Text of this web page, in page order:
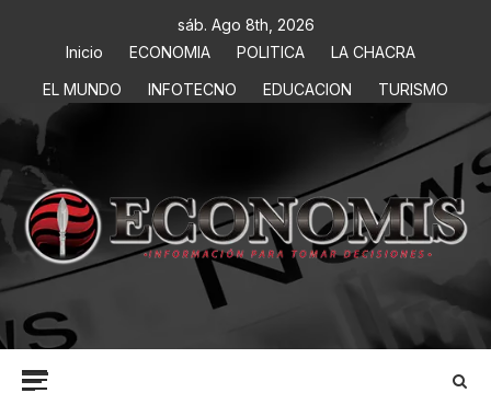
sáb. Ago 8th, 2026
Inicio
ECONOMIA POLITICA
LA CHACRA
EL MUNDO
INFOTECNO EDUCACION TURISMO
ECONOMIS
INFORMACIÓN PARA TOMAR DECISIONES